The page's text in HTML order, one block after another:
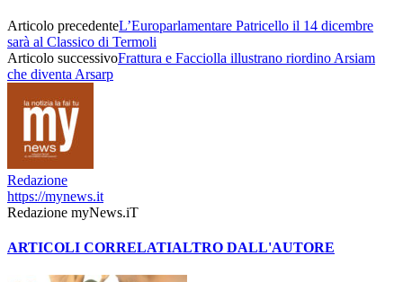
Articolo precedenteL’Europarlamentare Patricello il 14 dicembre
sarà al Classico di Termoli
Articolo successivoFrattura e Facciolla illustrano riordino Arsiam
che diventa Arsarp
Redazione
https://mynews.it
Redazione myNews.iT
ARTICOLI CORRELATIALTRO DALL'AUTORE